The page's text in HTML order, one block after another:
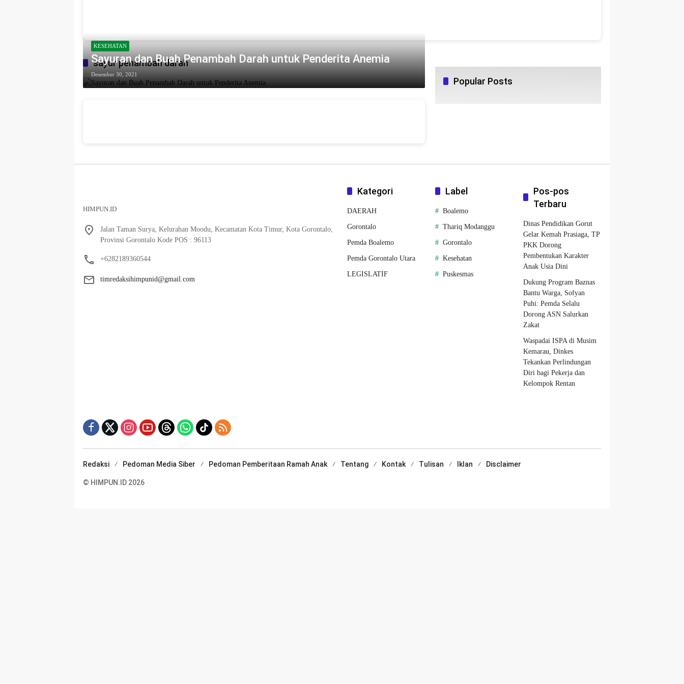
sayur penambah darah
KESEHATAN
Sayuran dan Buah Penambah Darah untuk Penderita Anemia
Desember 30, 2021
Popular Posts
HIMPUN.ID
Jalan Taman Surya, Kelurahan Moodu, Kecamatan Kota Timur, Kota Gorontalo,
Provinsi Gorontalo Kode POS : 96113
+6282189360544
timredaksihimpunid@gmail.com
Kategori
DAERAH
Gorontalo
Pemda Boalemo
Pemda Gorontalo Utara
LEGISLATIF
Label
Boalemo
Thariq Modanggu
Gorontalo
Kesehatan
Puskesmas
Pos-pos
Terbaru
Dinas Pendidikan Gorut
Gelar Kemah Prasiaga, TP
PKK Dorong
Pembentukan Karakter
Anak Usia Dini
Dukung Program Baznas
Bantu Warga, Sofyan
Puhi: Pemda Selalu
Dorong ASN Salurkan
Zakat
Waspadai ISPA di Musim
Kemarau, Dinkes
Tekankan Perlindungan
Diri bagi Pekerja dan
Kelompok Rentan
Redaksi Pedoman Media Siber Pedoman Pemberitaan Ramah Anak Tentang Kontak Tulisan Iklan Disclaimer
© HIMPUN.ID 2026